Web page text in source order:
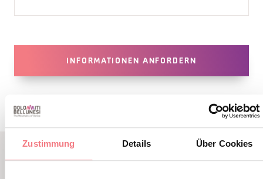
Zustimmung Details Über Cookies
INFORMATIONEN ANFORDERN